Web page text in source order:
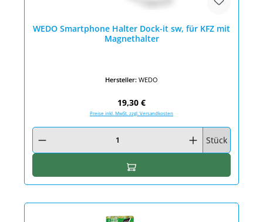
WEDO Smartphone Halter Dock-it sw, für KFZ mit
Magnethalter
Hersteller: WEDO
Regulärer Preis:
19,30 €
Preise inkl. MwSt. zzgl. Versandkosten
Produkt Anzahl: Gib den gewünschten Wert ein oder benutze die
Stück
In den Warenkorb